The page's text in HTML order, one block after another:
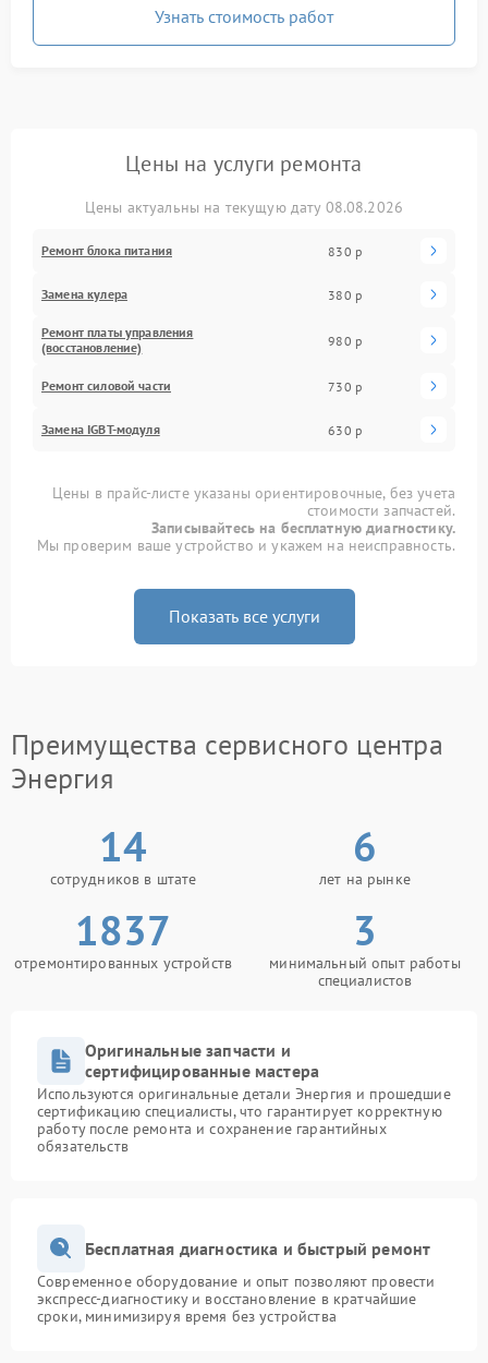
Узнать стоимость работ
Цены на услуги ремонта
Цены актуальны на текущую дату 08.08.2026
Ремонт блока питания 830 р
Замена кулера 380 р
Ремонт платы управления
(восстановление)
980 р
Ремонт силовой части 730 р
Замена IGBT-модуля 630 р
Цены в прайс-листе указаны ориентировочные, без учета
стоимости запчастей.
Записывайтесь на бесплатную диагностику.
Мы проверим ваше устройство и укажем на неисправность.
Показать все услуги
Преимущества сервисного центра
Энергия
14
сотрудников в штате
6
лет на рынке
1837
отремонтированных устройств
3
минимальный опыт работы
специалистов
Оригинальные запчасти и
сертифицированные мастера
Используются оригинальные детали Энергия и прошедшие
сертификацию специалисты, что гарантирует корректную
работу после ремонта и сохранение гарантийных
обязательств
Бесплатная диагностика и быстрый ремонт
Современное оборудование и опыт позволяют провести
экспресс-диагностику и восстановление в кратчайшие
сроки, минимизируя время без устройства